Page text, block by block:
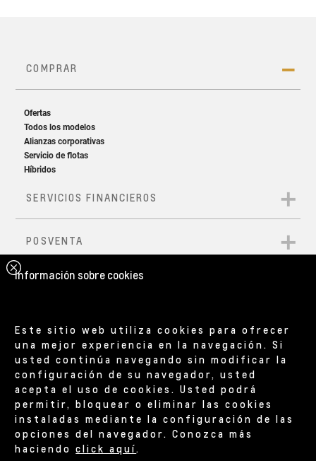
Información sobre cookies
Este sitio web utiliza cookies para ofrecer
una mejor experiencia en la navegación. Si
usted continúa navegando sin modificar la
configuración de su navegador, usted
acepta el uso de cookies. Usted podrá
permitir, bloquear o eliminar las cookies
instaladas mediante la configuración de las
opciones del navegador. Conozca más
haciendoclick aquí.